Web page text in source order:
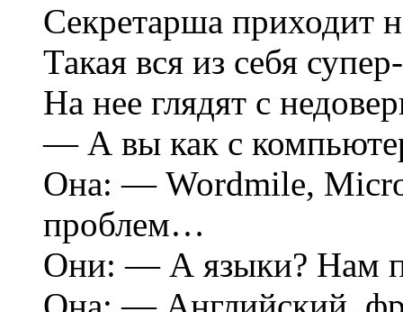
Секретарша приходит
Такая вся из себя
На нее глядят с
— А вы как с
Она: — Wordmile,
проблем…
Они: — А языки? Нам